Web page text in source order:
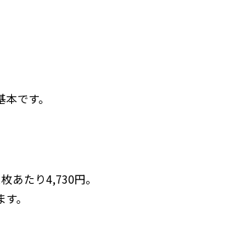
です。
あたり4,730円。
。